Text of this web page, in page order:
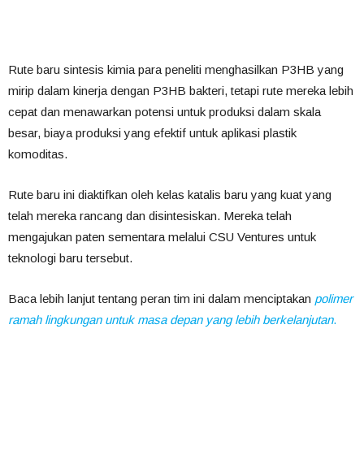
Rute baru sintesis kimia para peneliti menghasilkan P3HB yang
mirip dalam kinerja dengan P3HB bakteri, tetapi rute mereka lebih
cepat dan menawarkan potensi untuk produksi dalam skala
besar, biaya produksi yang efektif untuk aplikasi plastik
komoditas.
Rute baru ini diaktifkan oleh kelas katalis baru yang kuat yang
telah mereka rancang dan disintesiskan. Mereka telah
mengajukan paten sementara melalui CSU Ventures untuk
teknologi baru tersebut.
Baca lebih lanjut tentang peran tim ini dalam menciptakan polimer
ramah lingkungan untuk masa depan yang lebih berkelanjutan.